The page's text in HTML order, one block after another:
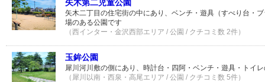
矢木第二児童公園
矢木二丁目の住宅街の中にあり、ベンチ・遊具（すべり台・
場のある公園です
（西インター・金沢西部エリア / 公園 / クチコミ数 2件）
玉鉾公園
犀川河川敷の側にあり、時計台・四阿・ベンチ・遊具・トイ
（犀川以南・西泉・高尾エリア / 公園 / クチコミ数 5件）